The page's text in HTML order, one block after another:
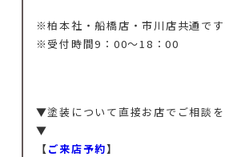
※柏本社・船橋店・市川店共通です
※受付時間9：00～18：00
▼塗装について直接お店でご相談
▼
【ご来店予約】